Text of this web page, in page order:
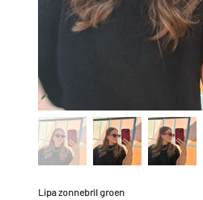
Lipa zonnebril groen